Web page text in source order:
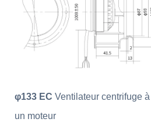
φ133 EC Ventilateur centrifuge à
un moteur